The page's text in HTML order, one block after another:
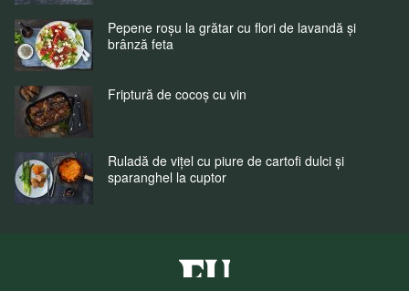
Pepene roșu la grătar cu flori de lavandă și
brânză feta
Friptură de cocoș cu vin
Ruladă de vițel cu piure de cartofi dulci și
sparanghel la cuptor